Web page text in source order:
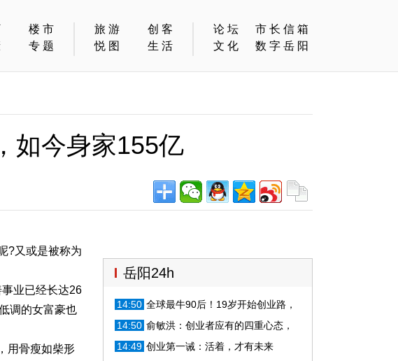
楼市
专题
旅游
创客
悦图
生活
论坛
市长信箱
文化
数字岳阳
如今身家155亿
?又或是被称为
业已经长达26
调的女富豪也
用骨瘦如柴形
岳阳24h
14:50 全球最牛90后！19岁开始创业路，
5年狂赚350亿
14:50 俞敏洪：创业者应有的四重心态，
你是否都具备？
14:49 创业第一诫：活着，才有未来